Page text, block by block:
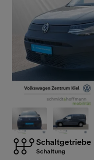
Schaltgetriebe
Schaltung